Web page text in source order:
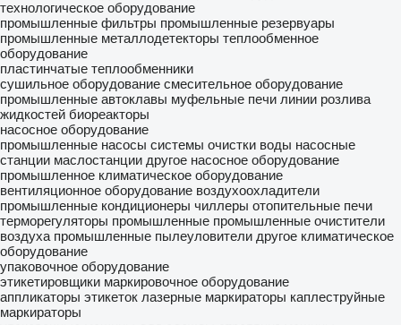
технологическое оборудование
промышленные фильтры промышленные резервуары
промышленные металлодетекторы теплообменное
оборудование
пластинчатые теплообменники
сушильное оборудование смесительное оборудование
промышленные автоклавы муфельные печи линии розлива
жидкостей биореакторы
насосное оборудование
промышленные насосы системы очистки воды насосные
станции маслостанции другое насосное оборудование
промышленное климатическое оборудование
вентиляционное оборудование воздухоохладители
промышленные кондиционеры чиллеры отопительные печи
терморегуляторы промышленные промышленные очистители
воздуха промышленные пылеуловители другое климатическое
оборудование
упаковочное оборудование
этикетировщики маркировочное оборудование
аппликаторы этикеток лазерные маркираторы каплеструйные
маркираторы